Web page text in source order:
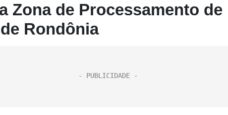
Zona de Processamento de
Rondônia